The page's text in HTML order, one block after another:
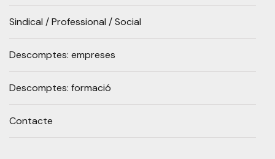
Sindical / Professional / Social
Descomptes: empreses
Descomptes: formació
Contacte